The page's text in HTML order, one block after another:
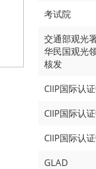
考试院
交通部观光
华民国观光
核发
CIIP国际认
CIIP国际认
CIIP国际认
GLAD